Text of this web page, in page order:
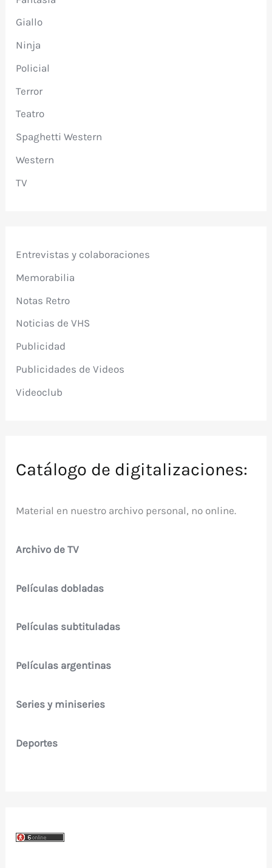
Giallo
Ninja
Policial
Terror
Teatro
Spaghetti Western
Western
TV
Entrevistas y colaboraciones
Memorabilia
Notas Retro
Noticias de VHS
Publicidad
Publicidades de Videos
Videoclub
Catálogo de digitalizaciones:
Material en nuestro archivo personal, no online.
Archivo de TV
Películas dobladas
Películas subtituladas
Películas argentinas
Series y miniseries
Deportes